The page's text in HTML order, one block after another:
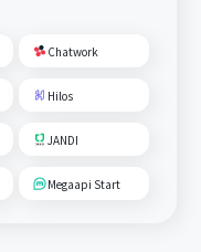
Chatwork
Hilos
JANDI
Megaapi Start